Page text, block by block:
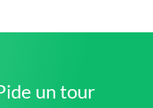
un tour